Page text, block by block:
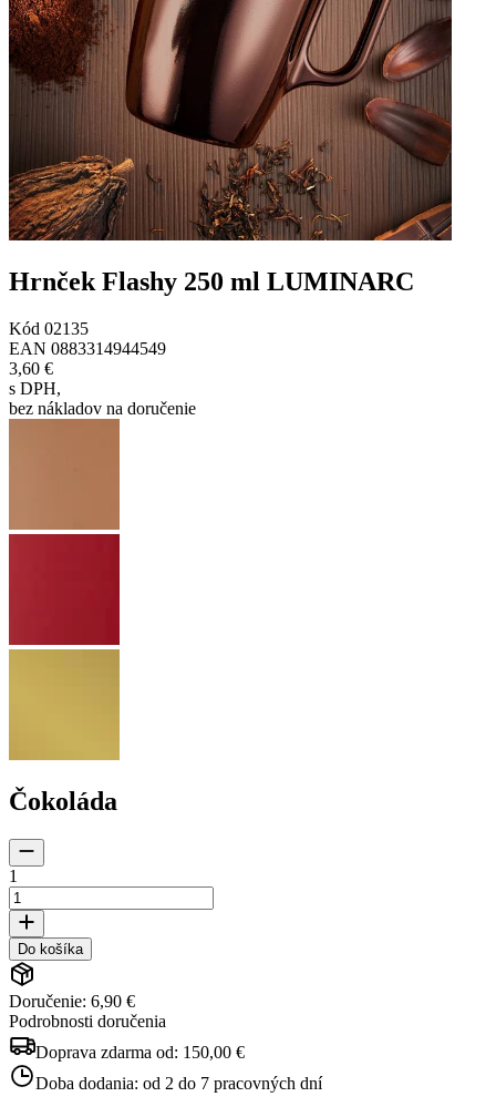
Hrnček Flashy 250 ml LUMINARC
Kód 02135
EAN 0883314944549
3,60 €
s DPH,
bez nákladov na doručenie
Čokoláda
1
Do košíka
Doručenie: 6,90 €
Podrobnosti doručenia
Doprava zdarma od: 150,00 €
Doba dodania: od 2 do 7 pracovných dní